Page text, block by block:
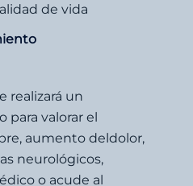
de vida
realizará un
para valorar el
aumento deldolor,
neurológicos,
o acude al